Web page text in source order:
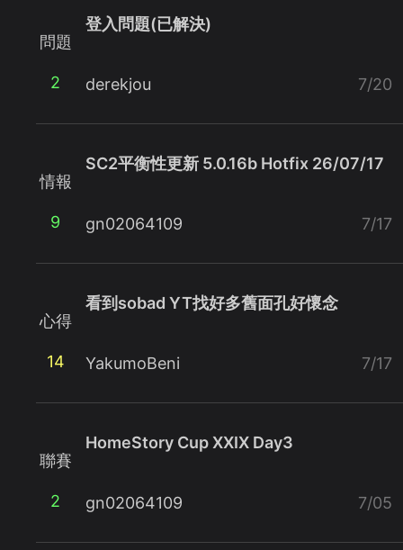
問題
2
登入問題(已解決)
derekjou 7/20
情報
9
SC2平衡性更新 5.0.16b Hotfix 26/07/17
gn02064109 7/17
心得
14
看到sobad YT找好多舊面孔好懷念
YakumoBeni 7/17
聯賽
2
HomeStory Cup XXIX Day3
gn02064109 7/05